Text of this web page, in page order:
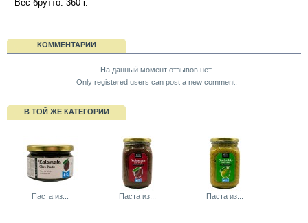
Вес брутто: 360 г.
КОММЕНТАРИИ
На данный момент отзывов нет.
Only registered users can post a new comment.
В ТОЙ ЖЕ КАТЕГОРИИ
Паста из... Паста из... Паста из...